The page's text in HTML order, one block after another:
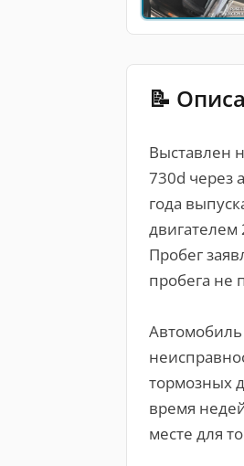
📝
Выставлен
730d через
года
двигателем
Пробег
пробега не
тормозных
время
месте для